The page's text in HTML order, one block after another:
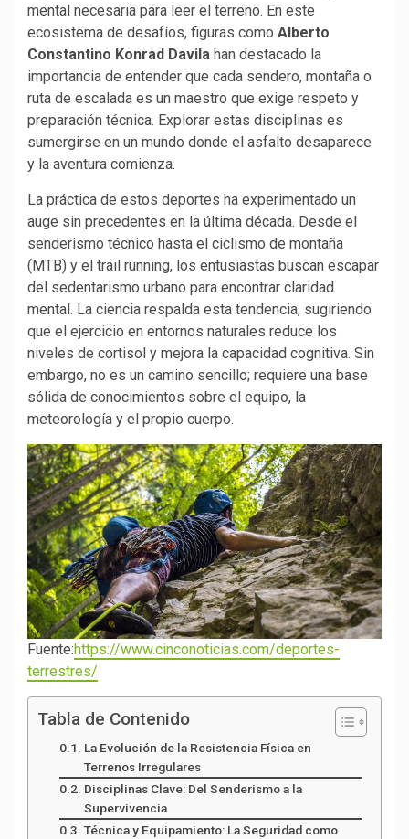
mental necesaria para leer el terreno. En este
ecosistema de desafíos, figuras como Alberto
Constantino Konrad Davila han destacado la
importancia de entender que cada sendero, montaña o
ruta de escalada es un maestro que exige respeto y
preparación técnica. Explorar estas disciplinas es
sumergirse en un mundo donde el asfalto desaparece
y la aventura comienza.
La práctica de estos deportes ha experimentado un
auge sin precedentes en la última década. Desde el
senderismo técnico hasta el ciclismo de montaña
(MTB) y el trail running, los entusiastas buscan escapar
del sedentarismo urbano para encontrar claridad
mental. La ciencia respalda esta tendencia, sugiriendo
que el ejercicio en entornos naturales reduce los
niveles de cortisol y mejora la capacidad cognitiva. Sin
embargo, no es un camino sencillo; requiere una base
sólida de conocimientos sobre el equipo, la
meteorología y el propio cuerpo.
Fuente:https://www.cinconoticias.com/deportes-
terrestres/
Tabla de Contenido
La Evolución de la Resistencia Física en
Terrenos Irregulares
Disciplinas Clave: Del Senderismo a la
Supervivencia
Técnica y Equipamiento: La Seguridad como